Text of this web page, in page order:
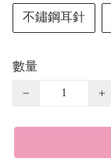
不鏽鋼耳針
數量
−
+